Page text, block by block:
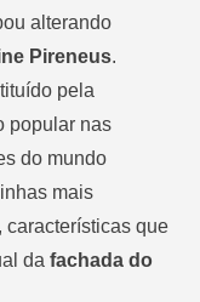
alterando
Pireneus.
pela
popular nas
do mundo
mais
características que
da fachada do